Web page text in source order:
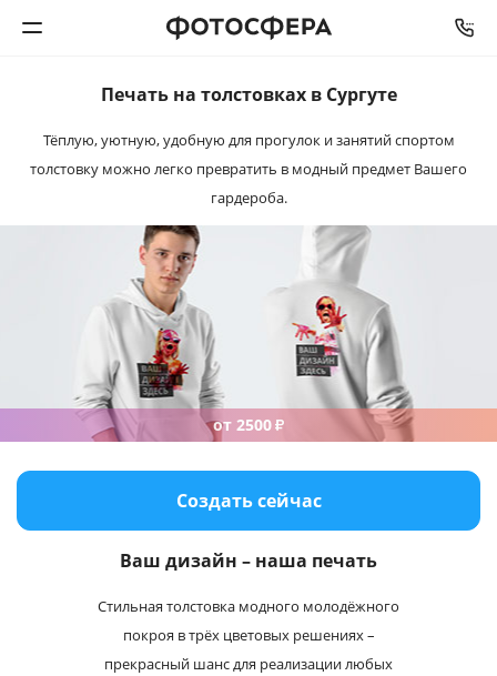
Фотокниги
Календари
Интерьерная печать
Фотоподарки
Багетная мастерская
Полиграфия
Услуги и сервис
Печать на толстовкахв Сургуте
Тёплую, уютную, удобную для прогулок и занятий спортом
толстовку можно легко превратить в модный предмет Вашего
гардероба.
Создать сейчас
от 2500₽
Ваш дизайн – наша печать
Стильная толстовка модного молодёжного
покроя в трёх цветовых решениях –
прекрасный шанс для реализации любых